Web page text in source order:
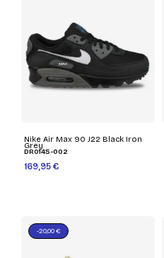
Nike Air Max 90 J22 Black Iron
Grey
DR0145-002
169,95 €
-20,00 €